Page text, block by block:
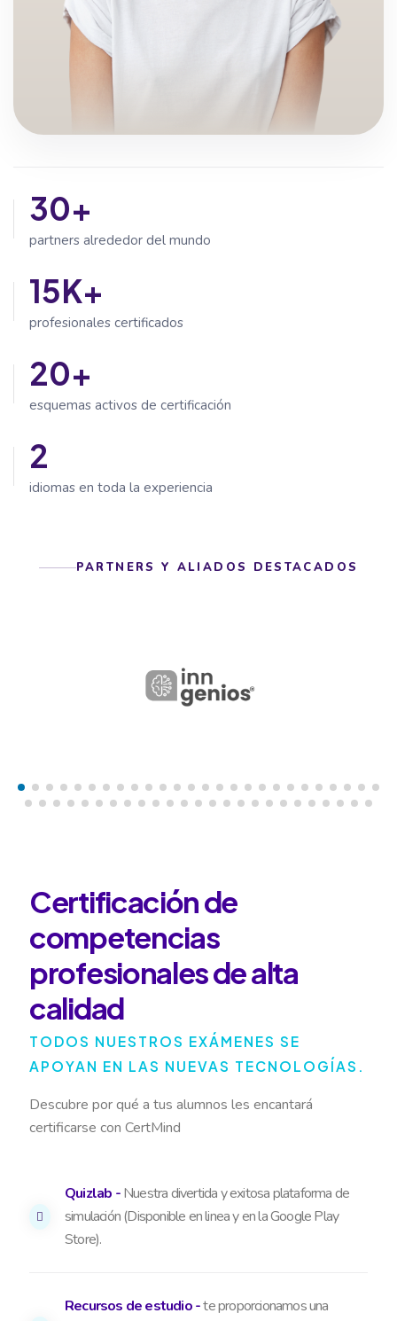
30+
partners alrededor del mundo
15K+
profesionales certificados
20+
esquemas activos de certificación
2
idiomas en toda la experiencia
PARTNERS Y ALIADOS DESTACADOS
Certificación de
competencias
profesionales de alta
calidad
TODOS NUESTROS EXÁMENES SE
APOYAN EN LAS NUEVAS TECNOLOGÍAS.
Descubre por qué a tus alumnos les encantará
certificarse con CertMind
Quizlab -Nuestra divertida y exitosa plataforma de
simulación (Disponible en linea y en la Google Play
Store).
Recursos de estudio -te proporcionamos una